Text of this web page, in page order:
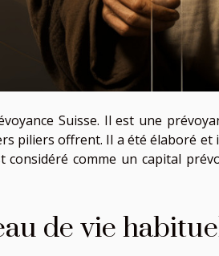
Suisse. Il est une
piliers offrent. Il a été élaboré et
considéré comme un capital
de vie